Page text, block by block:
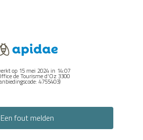
op 15 mei 2024 in 14:07
de Tourisme d'Oz 3300
4755403)
Een fout melden